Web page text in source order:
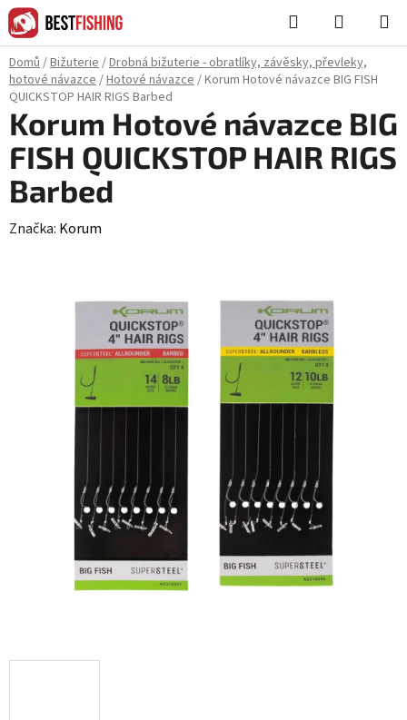
Přejít
na
obsah
Hledat
KOŠÍK
Domů/Bižuterie/Drobná bižuterie - obratlíky, závěsky, převleky,
hotové návazce/Hotové návazce/Korum Hotové návazce BIG FISH
QUICKSTOP HAIR RIGS Barbed
Korum Hotové návazce BIG
FISH QUICKSTOP HAIR RIGS
Barbed
Značka: Korum